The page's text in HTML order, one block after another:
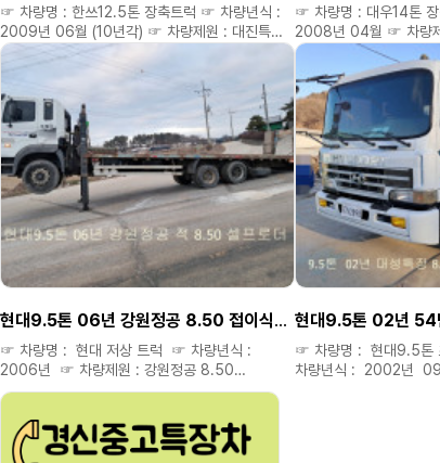
☞ 차량명 : 한쓰12.5톤 장축트럭 ☞ 차량년식 :
2009년 06월 (10년각) ☞ 차량제원 : 대진특장
17년 적 8.70 후축 ☞ 주행거리 : 90만
(2024년10월 보링) ☞ 옵션 : 대진특장 17년 적
8.70후축 1-3축으로 중량짐 굿 ☞ 차량가격 :
5200만 ◈ 구입자금(운영자금) 저금리캐피탈
할부도 가능합니다 ◈ 연락주시면 성심.성의것
상담해드립니다 ◈ 필요한차량 용도예맞는차량
저렴하게 구해드립니다. ◈ 미처올리지
못한차량도 여러대있으니 연락주세요. ◈ 신뢰와
진실.정직으로 최선을 다하겠습니다 **
위탁차량은 소정의 소개비 별도 있습니다 ** ▷▶
경신중고특장차 대표 공공식 ▷▶ 홈페이지 :
kmiro.kr ▷▶ 네이버 블로그 : 8949.kmiro.kr
▷▶ 다 음 블로그 : 4989.kmiro.kr ☎ 연락처 :
홈페이지에서만 가능합니다. )
☞ 차량명 : 대우14톤
2008년 04월 ☞ 차량제원 :대
적 9메타 ☞ 주행거리
옵션 : 대우14톤 380마
재작 적 9메타 타이어
4000만 ◈ 구입자금(운
할부도 가능합니다 ◈ 연
상담해드립니다 ◈ 필요
저렴하게 구해드립니
못한차량도 여러대있으
진실.정직으로 최선을 다
위탁차량은 소정의 소
경신중고특장차 대표
kmiro.kr ▷▶ 네이버 블로그 : 8949.kmiro.kr
▷▶ 다 음 블로그 : 4989.kmiro.kr ☎ 연락처 :
010 6470 8949 ☎ (
홈페이지에서만 가능합
현대9.5톤 06년 강원정공 8.50 접이식발판
☞ 차량명 : 현대 저상 트럭 ☞ 차량년식 :
2006년 ☞ 차량제원 : 강원정공 8.50
접이식발판 ☞ 주행거리 : 100만 키로 (보링) ☞
8.50 접이식발판 저감장치있음 ☞ 차량가격 :
3800만 ◈ 구입자금(운영자금) 저금리캐피탈
☞ 차량명 : 현대9.5톤
차량년식 : 2002년